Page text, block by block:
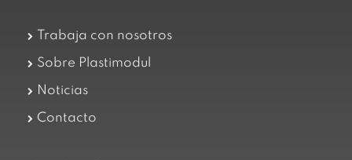
Trabaja con nosotros
Sobre Plastimodul
Noticias
Contacto